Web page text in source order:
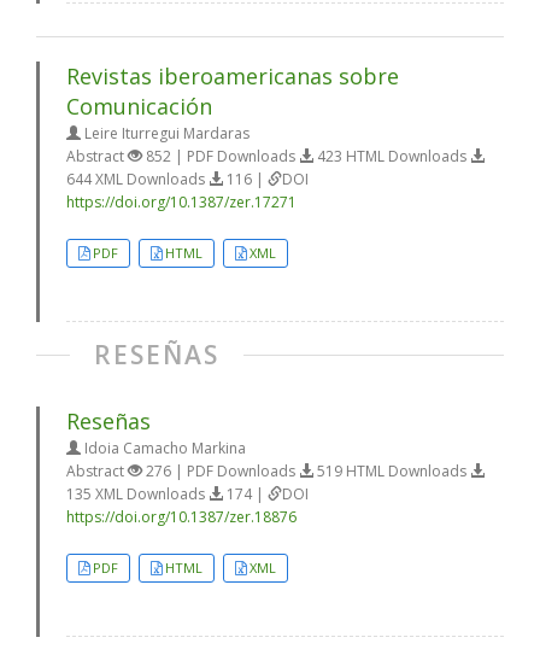
Revistas iberoamericanas sobre
Comunicación
Leire Iturregui Mardaras
Abstract
852 | PDF Downloads
423 HTML Downloads
644 XML Downloads
116 |
DOI
https://doi.org/10.1387/zer.17271
PDF HTML XML
RESEÑAS
Reseñas
Idoia Camacho Markina
Abstract
276 | PDF Downloads
519 HTML Downloads
135 XML Downloads
174 |
DOI
https://doi.org/10.1387/zer.18876
PDF HTML XML